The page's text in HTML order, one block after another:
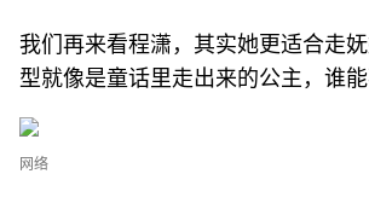
我们再来看程潇，其实她更适合走
型就像是童话里走出来的公主，谁能
网络